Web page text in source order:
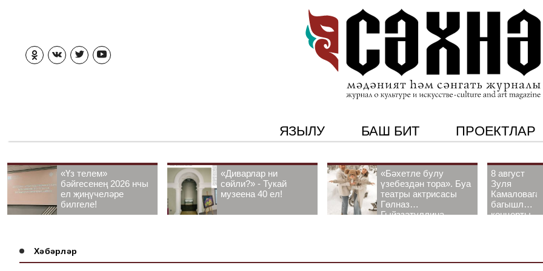
ЯЗЫЛУ БАШ БИТ ПРОЕКТЛАР
«Үз телем»
бәйгесенең 2026 нчы
ел җиңүчеләре
билгеле!
«Диварлар ни
сөйли?» - Тукай
музеена 40 ел!
«Бәхетле булу
үзебездән тора». Буа
театры актрисасы
Гөлназ
Гыйззәтуллина-
8 август
Зуля
Камаловага
багышлау
концерты
Хәбәрләр